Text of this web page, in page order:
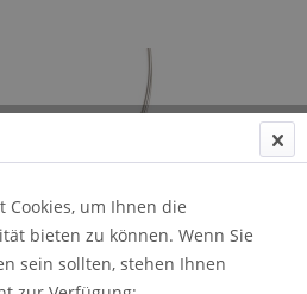
Cookies, um Ihnen die
bieten zu können. Wenn Sie
sein sollten, stehen Ihnen